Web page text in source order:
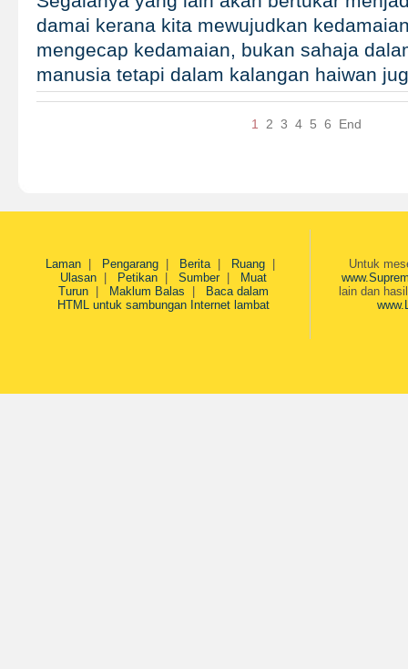
damai kerana kita mewujudkan
mengecap kedamaian, bukan sahaja
manusia tetapi dalam kalangan haiwan
1 2 3 4 5 6 End
Laman| Pengarang| Berita| Ruang|
Ulasan
Petikan Sumber|
Muat
Turun
Maklum Balas
Baca dalam
HTML untuk sambungan Internet lambat
Untuk
lain dan